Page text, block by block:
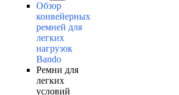
Обзор
конвейерных
ремней для
легких
нагрузок
Bando
Ремни для
легких
условий